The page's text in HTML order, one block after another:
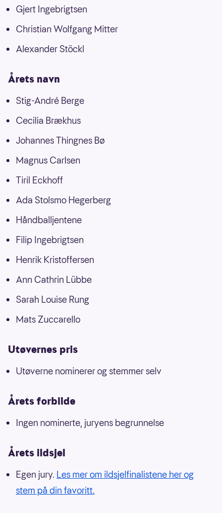
Gjert Ingebrigtsen
Christian Wolfgang Mitter
Alexander Stöckl
Årets navn
Stig-André Berge
Cecilia Brækhus
Johannes Thingnes Bø
Magnus Carlsen
Tiril Eckhoff
Ada Stolsmo Hegerberg
Håndballjentene
Filip Ingebrigtsen
Henrik Kristoffersen
Ann Cathrin Lübbe
Sarah Louise Rung
Mats Zuccarello
Utøvernes pris
Utøverne nominerer og stemmer selv
Årets forbilde
Ingen nominerte, juryens begrunnelse
Årets ildsjel
Egen jury. Les mer om ildsjelfinalistene her og
stem på din favoritt.